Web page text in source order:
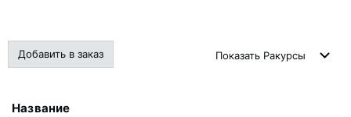
Добавить в заказ Показать Ракурсы
Название